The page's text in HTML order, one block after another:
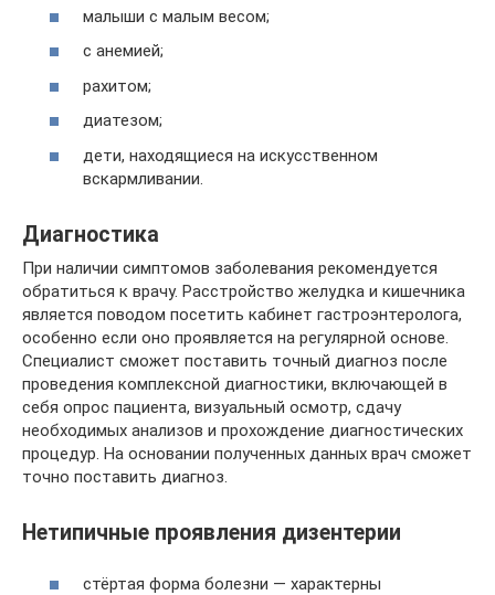
малыши с малым весом;
с анемией;
рахитом;
диатезом;
дети, находящиеся на искусственном
вскармливании.
Диагностика
При наличии симптомов заболевания рекомендуется
обратиться к врачу. Расстройство желудка и кишечника
является поводом посетить кабинет гастроэнтеролога,
особенно если оно проявляется на регулярной основе.
Специалист сможет поставить точный диагноз после
проведения комплексной диагностики, включающей в
себя опрос пациента, визуальный осмотр, сдачу
необходимых анализов и прохождение диагностических
процедур. На основании полученных данных врач сможет
точно поставить диагноз.
Нетипичные проявления дизентерии
стёртая форма болезни — характерны